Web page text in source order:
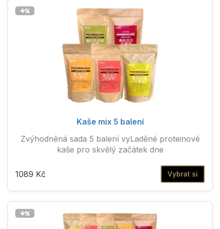
Kaše mix 5 balení
Zvýhodněná sada 5 balení vyLaděné proteinové
kaše pro skvělý začátek dne
Vybrat si
1089 Kč